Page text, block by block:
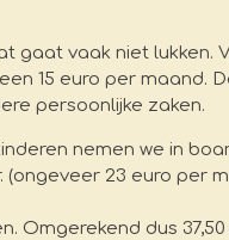
gaat vaak niet lukken.
15 euro per maand.
persoonlijke zaken.
nemen we in
(ongeveer 23 euro per
Omgerekend dus